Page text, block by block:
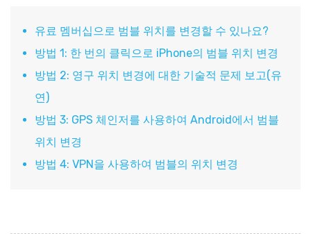
유료 멤버십으로 범블 위치를 변경할 수 있나요?
방법 1: 한 번의 클릭으로 iPhone의 범블 위치 변경
방법 2: 영구 위치 변경에 대한 기술적 문제 보고(유
연)
방법 3: GPS 체인저를 사용하여 Android에서 범블
위치 변경
방법 4: VPN을 사용하여 범블의 위치 변경